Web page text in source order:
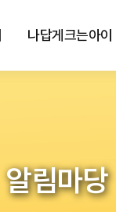
나답게크는아이
알림마당